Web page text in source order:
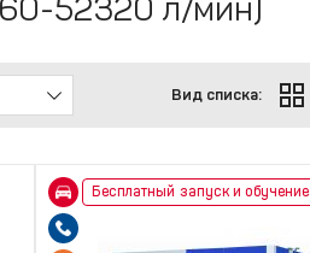
52320 л/мин)
Вид списка:
Бесплатный запуск и обучение